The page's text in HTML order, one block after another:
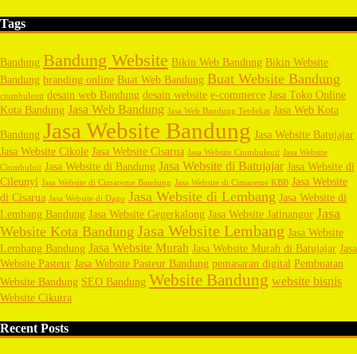
Tags
Bandung Bandung Website Bikin Web Bandung Bikin Website
Bandung branding online Buat Web Bandung Buat Website Bandung
ciumbuleuit desain web Bandung desain website e-commerce Jasa Toko Online
Kota Bandung Jasa Web Bandung Jasa Web Bandung Terdekat Jasa Web Kota
Bandung Jasa Website Bandung Jasa Website Batujajar
Jasa Website Cikole Jasa Website Cisarua Jasa Website Ciumbuleuit Jasa Website
Ciumbuluit Jasa Website di Bandung Jasa Website di Batujajar Jasa Website di
Cileunyi Jasa Website di Cimareme Bandung Jasa Website di Cimareme KBB Jasa Website
di Cisarua Jasa Website di Dago Jasa Website di Lembang Jasa Website di
Lembang Bandung Jasa Website Gegerkalong Jasa Website Jatinangor Jasa
Website Kota Bandung Jasa Website Lembang Jasa Website
Lembang Bandung Jasa Website Murah Jasa Website Murah di Batujajar Jasa
Website Pasteur Jasa Website Pasteur Bandung pemasaran digital Pembuatan
Website Bandung SEO Bandung Website Bandung website bisnis
Website Cikutra
Recent Posts